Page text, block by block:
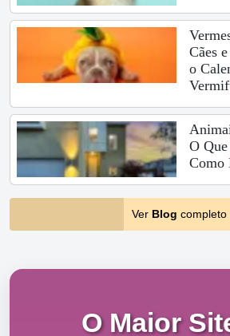
Cães
o
O
Como
Ver Blog completo
O Maior